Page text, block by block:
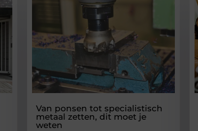
Van ponsen tot specialistisch
metaal zetten, dit moet je
weten